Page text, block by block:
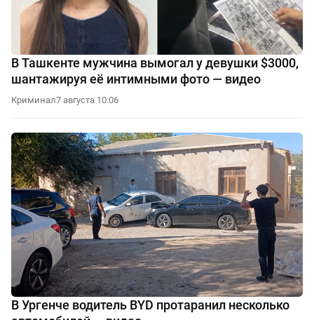
В Ташкенте мужчина вымогал у девушки $3000,
шантажируя её интимными фото — видео
Криминал7 августа 10:06
В Ургенче водитель BYD протаранил несколько